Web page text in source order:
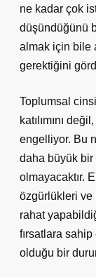
ne kadar çok
düşündüğünü
almak için bile
gerektiğini
Toplumsal
katılımını
engelliyor. Bu
daha büyük bir
olmayacaktır.
özgürlükleri ve
rahat
fırsatlara
olduğu bir